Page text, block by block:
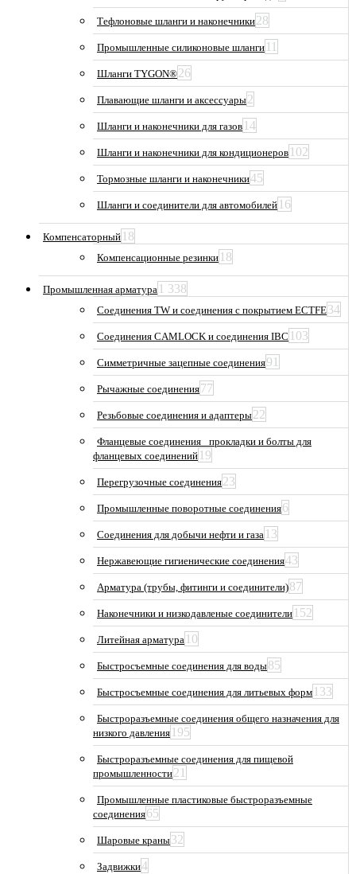
Тефлоновые шланги и наконечники28
Промышленные силиконовые шланги 11
Шланги TYGON®26
Плавающие шланги и аксессуары2
Шланги и наконечники для газов 14
Шланги и наконечники для кондиционеров 102
Тормозные шланги и наконечники45
Шланги и соединители для автомобилей 16
Компенсаторный 18
Компенсационные резинки 18
Промышленная арматура 1 338
Соединения TW и соединения с покрытием ECTFE34
Соединения CAMLOCK и соединения IBC 103
Симметричные зацепные соединения91
Рычажные соединения77
Резьбовые соединения и адаптеры22
Фланцевые соединения_ прокладки и болты для
фланцевых соединений 19
Перегрузочные соединения23
Промышленные поворотные соединения6
Соединения для добычи нефти и газа 13
Нержавеющие гигиенические соединения43
Арматура (трубы, фитинги и соединители)87
Наконечники и низкодавленые соединители 152
Литейная арматура 10
Быстросъемные соединения для воды85
Быстросъемные соединения для литьевых форм 133
Быстроразъемные соединения общего назначения для
низкого давления 195
Быстроразъемные соединения для пищевой
промышленности21
Промышленные пластиковые быстроразъемные
соединения65
Шаровые краны32
Задвижки4